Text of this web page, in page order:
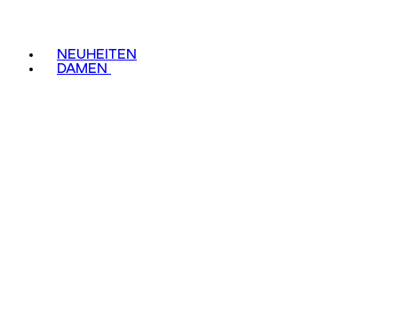
NEUHEITEN
DAMEN